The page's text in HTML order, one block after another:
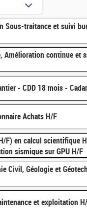
Sous-traitance et suivi
Amélioration continue et
- CDD 18 mois -
Achats H/F
F) en calcul scientifique
sismique sur GPU H/F
Civil, Géologie et
et exploitation